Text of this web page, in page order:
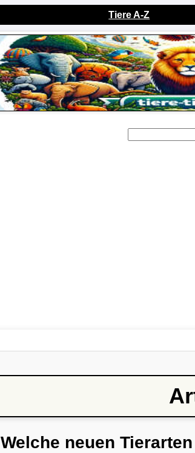
Tiere A-Z
Welche neuen